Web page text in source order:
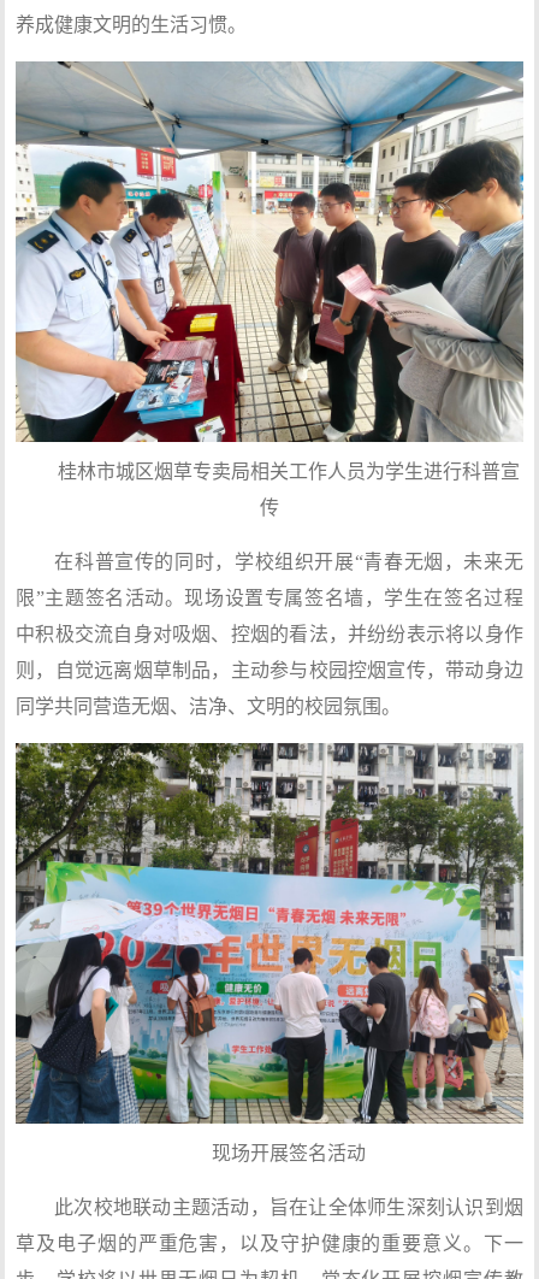
养成健康文明的生活习惯。
桂林市城区烟草专卖局相关工作人员为学生进行科普宣
传
在科普宣传的同时，学校组织开展“青春无烟，未来无
限”主题签名活动。现场设置专属签名墙，学生在签名过程
中积极交流自身对吸烟、控烟的看法，并纷纷表示将以身作
则，自觉远离烟草制品，主动参与校园控烟宣传，带动身边
同学共同营造无烟、洁净、文明的校园氛围。
现场开展签名活动
此次校地联动主题活动，旨在让全体师生深刻认识到烟
草及电子烟的严重危害，以及守护健康的重要意义。下一